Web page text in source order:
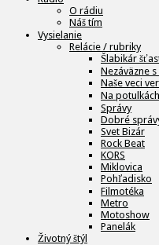
O rádiu
Náš tím
Vysielanie
Relácie / rubriky
Šlabikár
Nezáväzne
Naše veci
Na
Správy
Dobré
Svet Bizár
Rock Beat
KORS
Miklovica
Pohľadisko
Filmotéka
Metro
Motoshow
Panelák
Životný štýl